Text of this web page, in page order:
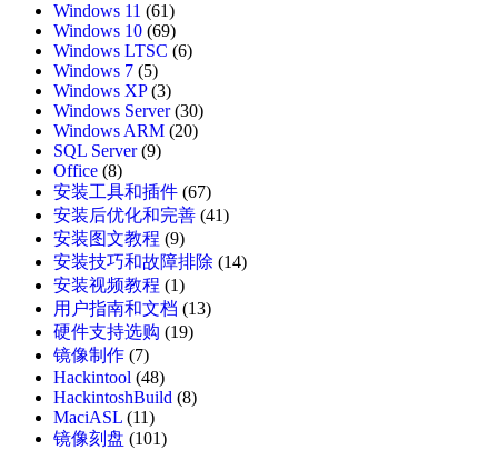
Windows 11 (61)
Windows 10 (69)
Windows LTSC (6)
Windows 7 (5)
Windows XP(3)
Windows Server(30)
Windows ARM (20)
SQL Server(9)
Office (8)
安装工具和插件 (67)
安装后优化和完善 (41)
安装图文教程 (9)
安装技巧和故障排除 (14)
安装视频教程 (1)
用户指南和文档 (13)
硬件支持选购 (19)
镜像制作 (7)
Hackintool (48)
HackintoshBuild (8)
MaciASL (11)
镜像刻盘 (101)